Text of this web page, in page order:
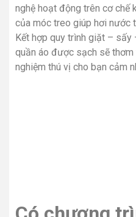
nghệ hoạt động trên cơ chế
của móc treo giúp hơi nước
Kết hợp quy trình giặt –
quần áo được sạch sẽ
nghiệm thú vị cho bạn cảm